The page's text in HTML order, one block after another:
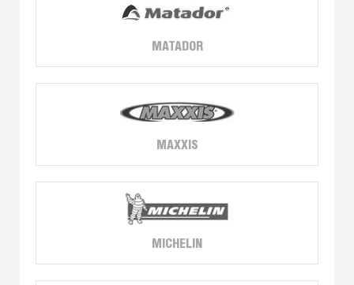
MATADOR
MAXXIS
MICHELIN